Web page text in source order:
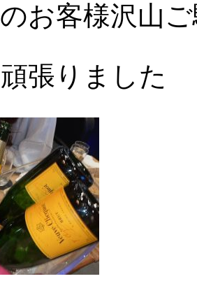
お客様沢山
張りました